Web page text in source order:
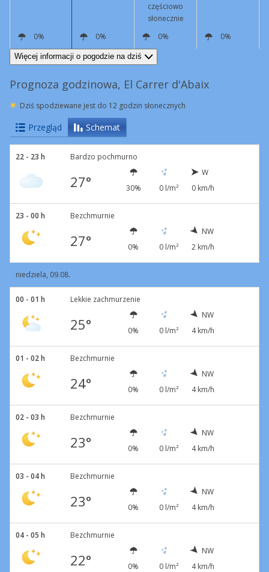
częściowo
słonecznie
0% 0% 0%
0%
NW
3 km/h N
4 km/h
Więcej informacji o pogodzie na dziś
Prognoza godzinowa, El Carrer d'Abaix
Dziś spodziewane jest do 12 godzin słonecznych
Przegląd Schemat
22 - 23 h Bardzo pochmurno
27° 30% 0 l/m²
W
0 km/h
23 - 00 h Bezchmurnie
27° 0% 0 l/m²
NW
2 km/h
niedziela, 09.08.
00 - 01 h Lekkie zachmurzenie
25° 0% 0 l/m²
NW
4 km/h
01 - 02 h Bezchmurnie
24° 0% 0 l/m²
NW
4 km/h
02 - 03 h Bezchmurnie
23° 0% 0 l/m²
NW
4 km/h
03 - 04 h Bezchmurnie
23° 0% 0 l/m²
NW
4 km/h
04 - 05 h Bezchmurnie
22° 0% 0 l/m²
NW
4 km/h